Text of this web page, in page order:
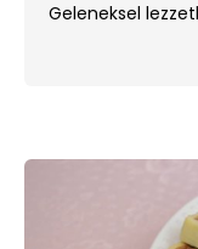
Geleneksel